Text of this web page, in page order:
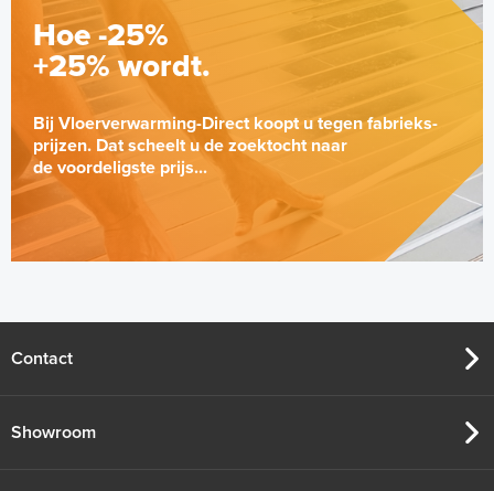
Hoe -25%
+25% wordt.
Bij Vloerverwarming-Direct koopt u tegen fabrieks-
prijzen. Dat scheelt u de zoektocht naar
de voordeligste prijs...
Contact
Showroom